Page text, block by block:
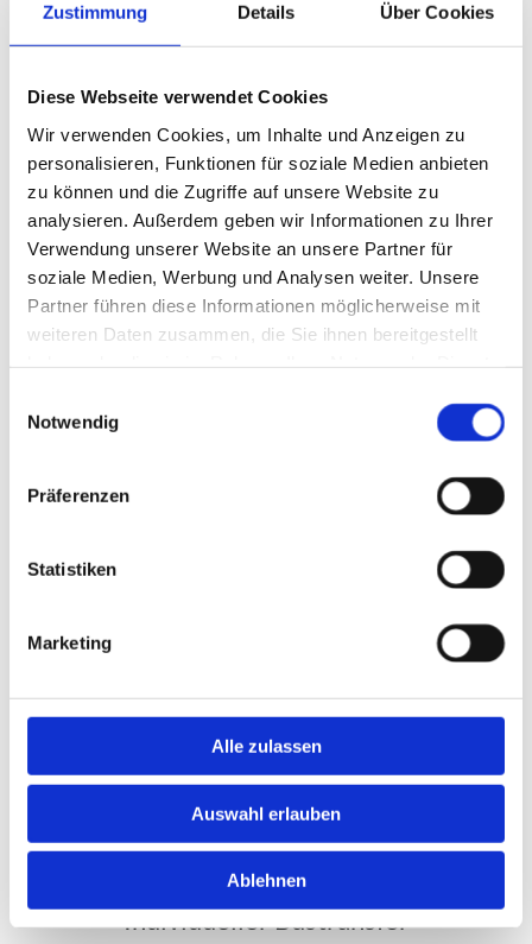
Zustimmung Details Über Cookies
Diese Webseite verwendet Cookies
Wir verwenden Cookies, um Inhalte und Anzeigen zu
personalisieren, Funktionen für soziale Medien anbieten
zu können und die Zugriffe auf unsere Website zu
analysieren. Außerdem geben wir Informationen zu Ihrer
Verwendung unserer Website an unsere Partner für
soziale Medien, Werbung und Analysen weiter. Unsere
Partner führen diese Informationen möglicherweise mit
weiteren Daten zusammen, die Sie ihnen bereitgestellt
Notwendig
Präferenzen
Statistiken
Marketing
Alle zulassen
Auswahl erlauben
Ablehnen
Linien- und Schülerverkehr
Mit unseren Niederflurfahrzeugen sind wir im Linien-
und Schülerverkehr und dem SEV in NRW und
Individueller Bustransfer